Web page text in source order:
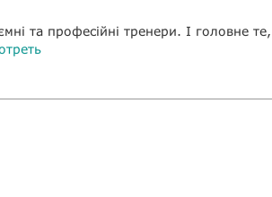
та професійні тренери. І головне